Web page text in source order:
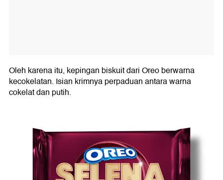
Oleh karena itu, kepingan biskuit dari Oreo berwarna
kecokelatan. Isian krimnya perpaduan antara warna
cokelat dan putih.